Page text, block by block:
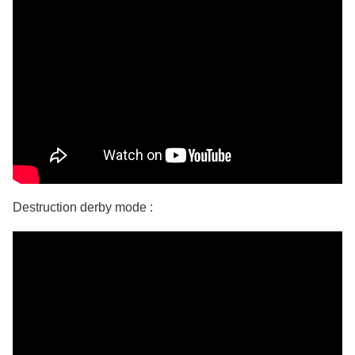
Destruction derby mode :